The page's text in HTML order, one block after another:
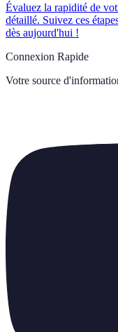
Évaluez la rapidité de
détaillé. Suivez ces
dès aujourd'hui !
Connexion Rapide
Votre source